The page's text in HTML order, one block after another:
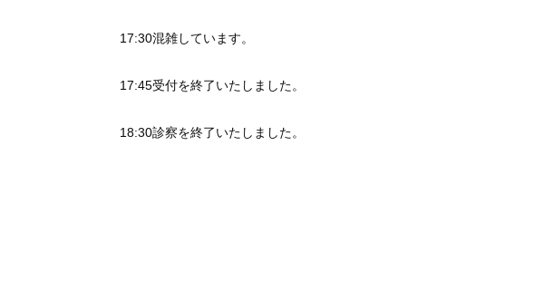
17:30混雑しています。
17:45受付を終了いたしました。
18:30診察を終了いたしました。